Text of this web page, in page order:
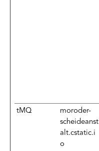
tMQ
moroder-
scheideanst
alt.cstatic.i
o